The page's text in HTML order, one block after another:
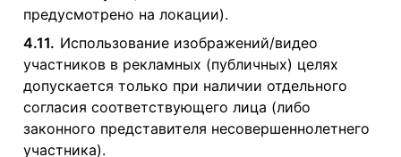
предусмотрено на локации).
4.11. Использование изображений/видео
участников в рекламных (публичных) целях
допускается только при наличии отдельного
согласия соответствующего лица (либо
законного представителя несовершеннолетнего
участника).